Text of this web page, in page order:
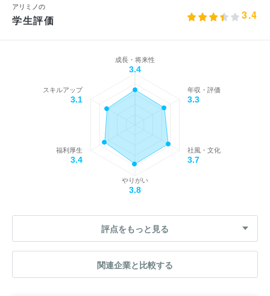
アリミノの
学生評価 3.4
成長・将来性
3.4
年収・評価
3.3
社風・文化
3.7
やりがい
3.8
福利厚生
3.4
スキルアップ
3.1
評点をもっと見る
関連企業と比較する